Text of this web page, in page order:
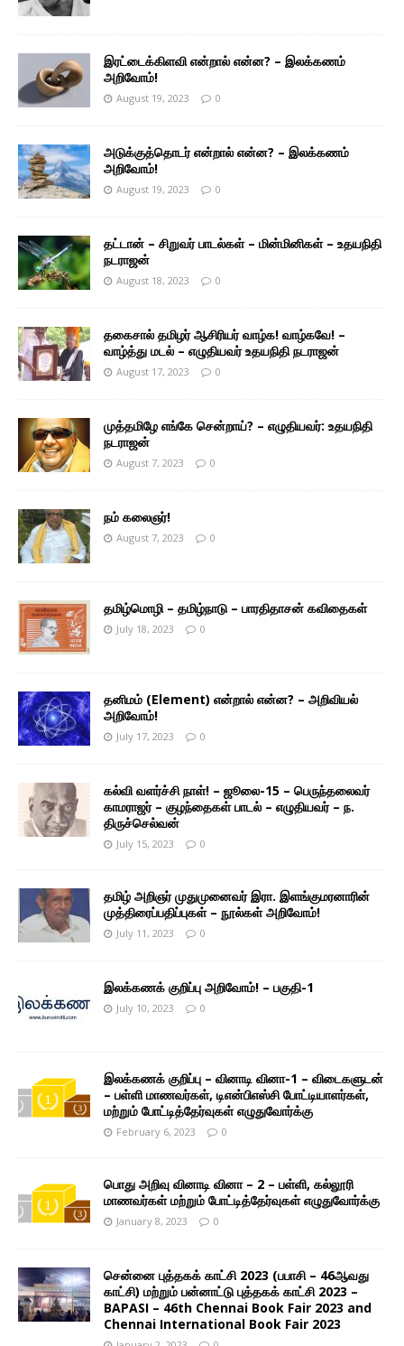
இரட்டைக்கிளவி என்றால் என்ன? – இலக்கணம்
அறிவோம்!
August 19, 2023 0
அடுக்குத்தொடர் என்றால் என்ன? – இலக்கணம்
அறிவோம்!
August 19, 2023 0
தட்டான் – சிறுவர் பாடல்கள் – மின்மினிகள் – உதயநிதி
நடராஜன்
August 18, 2023 0
தகைசால் தமிழர் ஆசிரியர் வாழ்க! வாழ்கவே! –
வாழ்த்து மடல் – எழுதியவர் உதயநிதி நடராஜன்
August 17, 2023 0
முத்தமிழே எங்கே சென்றாய்? – எழுதியவர்: உதயநிதி
நடராஜன்
August 7, 2023 0
நம் கலைஞர்!
August 7, 2023 0
தமிழ்மொழி – தமிழ்நாடு – பாரதிதாசன் கவிதைகள்
July 18, 2023 0
தனிமம் (Element) என்றால் என்ன? – அறிவியல்
அறிவோம்!
July 17, 2023 0
கல்வி வளர்ச்சி நாள்! – ஜூலை-15 – பெருந்தலைவர்
காமராஜர் – குழந்தைகள் பாடல் – எழுதியவர் – ந.
திருச்செல்வன்
July 15, 2023 0
தமிழ் அறிஞர் முதுமுனைவர் இரா. இளங்குமரனாரின்
முத்திரைப்பதிப்புகள் – நூல்கள் அறிவோம்!
July 11, 2023 0
இலக்கணக் குறிப்பு அறிவோம்! – பகுதி-1
July 10, 2023 0
இலக்கணக் குறிப்பு – வினாடி வினா-1 – விடைகளுடன்
– பள்ளி மாணவர்கள், டிஎன்பிஎஸ்சி போட்டியாளர்கள்,
மற்றும் போட்டித்தேர்வுகள் எழுதுவோர்க்கு
February 6, 2023 0
பொது அறிவு வினாடி வினா – 2 – பள்ளி, கல்லூரி
மாணவர்கள் மற்றும் போட்டித்தேர்வுகள் எழுதுவோர்க்கு
January 8, 2023 0
சென்னை புத்தகக் காட்சி 2023 (பபாசி – 46ஆவது
காட்சி) மற்றும் பன்னாட்டு புத்தகக் காட்சி 2023 –
BAPASI – 46th Chennai Book Fair 2023 and
Chennai International Book Fair 2023